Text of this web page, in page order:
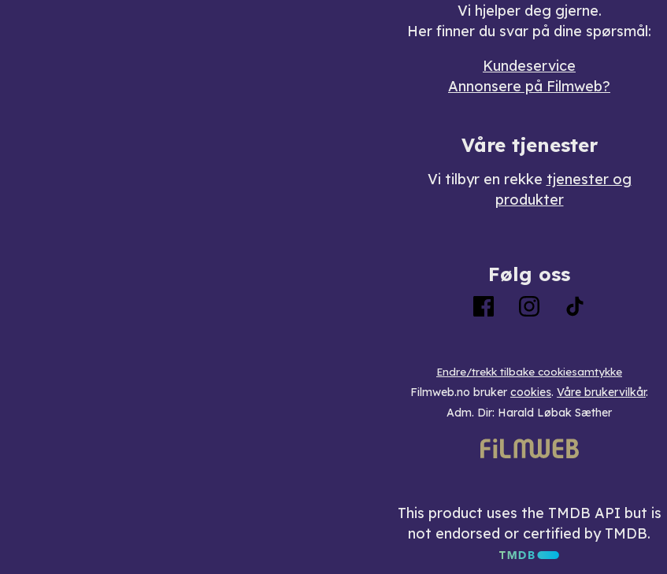
Vi hjelper deg gjerne.
Her finner du svar på dine spørsmål:
Kundeservice
Annonsere på Filmweb?
Våre tjenester
Vi tilbyr en rekke tjenester og
produkter
Følg oss
Endre/trekk tilbake cookiesamtykke
Filmweb.no bruker cookies. Våre brukervilkår.
Adm. Dir: Harald Løbak Sæther
This product uses the TMDB API but is
not endorsed or certified by TMDB.